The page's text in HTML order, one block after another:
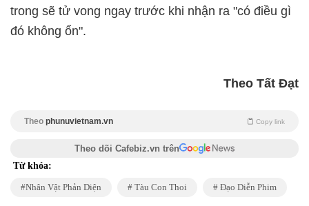
trong sẽ tử vong ngay trước khi nhận ra "có điều gì
đó không ổn".
Theo Tất Đạt
Theo phunuvietnam.vn Copy link
Theo dõi Cafebiz.vn trên
Từ khóa:
Nhân Vật Phản Diện Tàu Con Thoi Đạo Diễn Phim